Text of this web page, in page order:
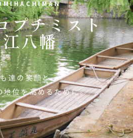
プチミスト
八幡
達の笑顔と、
地位を高めるために。